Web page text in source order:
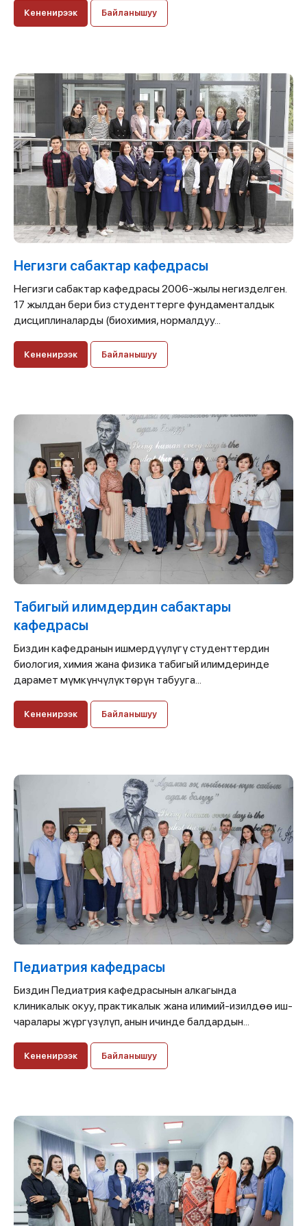
Кененирээк Байланышуу
Негизги сабактар кафедрасы
Негизги сабактар кафедрасы 2006-жылы негизделген.
17 жылдан бери биз студенттерге фундаменталдык
дисциплиналарды (биохимия, нормалдуу...
Кененирээк Байланышуу
Табигый илимдердин сабактары
кафедрасы
Биздин кафедранын ишмердүүлүгү студенттердин
биология, химия жана физика табигый илимдеринде
дарамет мүмкүнчүлүктѳрүн табууга...
Кененирээк Байланышуу
Педиатрия кафедрасы
Биздин Педиатрия кафедрасынын алкагында
клиникалык окуу, практикалык жана илимий-изилдөө иш-
чаралары жүргүзүлүп, анын ичинде балдардын...
Кененирээк Байланышуу